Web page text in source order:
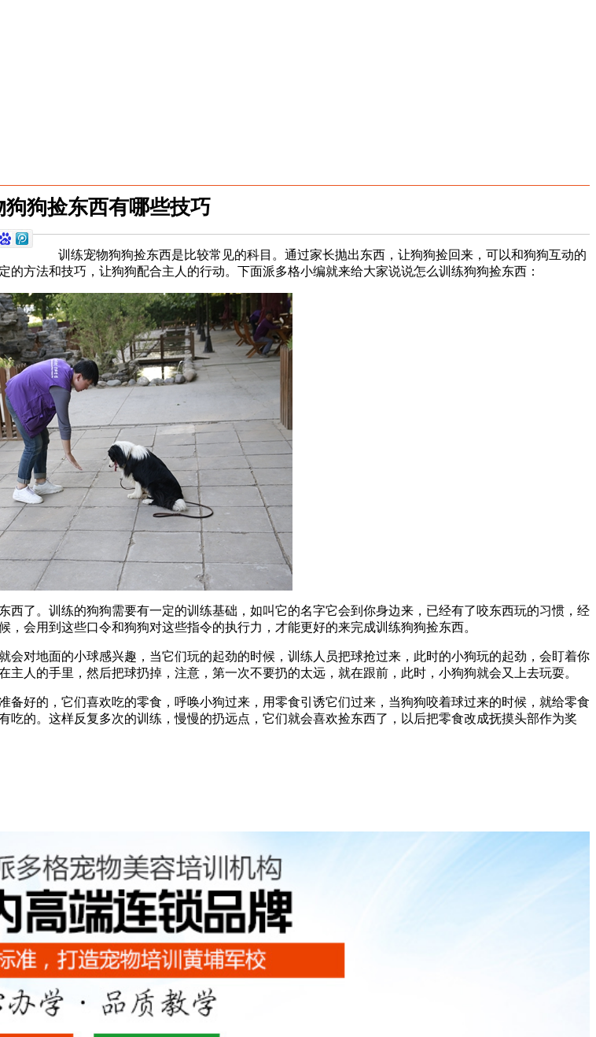
狗狗捡东西有哪些技巧
训练宠物狗狗捡东西是比较常见的科目。通过家长抛出东西，让狗狗捡回来，可以和狗狗互动的
方法和技巧，让狗狗配合主人的行动。下面派多格小编就来给大家说说怎么训练狗狗捡东西：
了。训练的狗狗需要有一定的训练基础，如叫它的名字它会到你身边来，已经有了咬东西玩的习惯，经
会用到这些口令和狗狗对这些指令的执行力，才能更好的来完成训练狗狗捡东西。
对地面的小球感兴趣，当它们玩的起劲的时候，训练人员把球抢过来，此时的小狗玩的起劲，会盯着你
人的手里，然后把球扔掉，注意，第一次不要扔的太远，就在跟前，此时，小狗狗就会又上去玩耍。
好的，它们喜欢吃的零食，呼唤小狗过来，用零食引诱它们过来，当狗狗咬着球过来的时候，就给零食
的。这样反复多次的训练，慢慢的扔远点，它们就会喜欢捡东西了，以后把零食改成抚摸头部作为奖